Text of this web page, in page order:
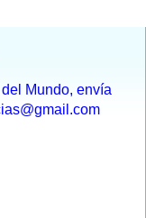
Mundo, envía